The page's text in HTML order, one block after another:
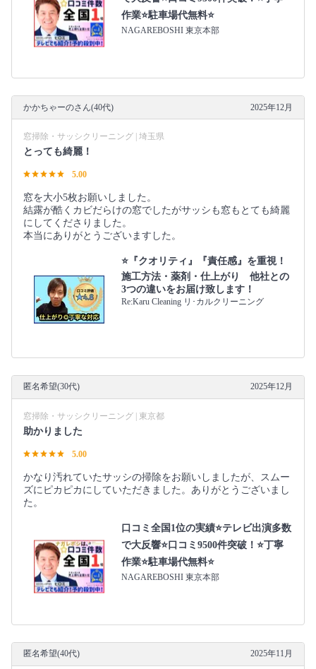
作業⭐駐車場代無料⭐
NAGAREBOSHI 東京本部
かかちゃーのさん(40代) 2025年12月
窓掃除・サッシクリーニング | 埼玉県
とっても綺麗！
5.00
窓を大小5枚お願いしました。
結露が酷くカビだらけの窓でしたがサッシも窓もとても綺麗
にしてくださりました。
本当にありがとうございますした。
⭐『クオリティ』『責任感』を重視！
施工方法・薬剤・仕上がり 他社との
3つの違いをお届け致します！
Re:Karu Cleaning リ･カルクリーニング
匿名希望(30代) 2025年12月
窓掃除・サッシクリーニング | 東京都
助かりました
5.00
かなり汚れていたサッシの掃除をお願いしましたが、スムー
ズにピカピカにしていただきました。ありがとうございまし
た。
口コミ全国1位の実績⭐テレビ出演多数
で大反響⭐口コミ9500件突破！⭐丁寧
作業⭐駐車場代無料⭐
NAGAREBOSHI 東京本部
匿名希望(40代) 2025年11月